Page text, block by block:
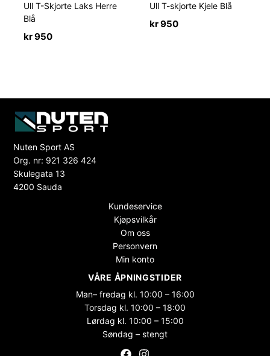
Ull T-Skjorte Laks Herre
Blå
kr950
Ull T-skjorte Kjele Blå
kr950
Nuten Sport AS
Org. nr: 921 326 424
Skulegata 13
4200 Sauda
Kundeservice
Kjøpsvilkår
Om oss
Personvern
Min konto
VÅRE ÅPNINGSTIDER
Man– fredag kl. 10:00 – 16:00
Torsdag kl. 10:00 – 18:00
Lørdag kl. 10:00 – 15:00
Søndag – stengt